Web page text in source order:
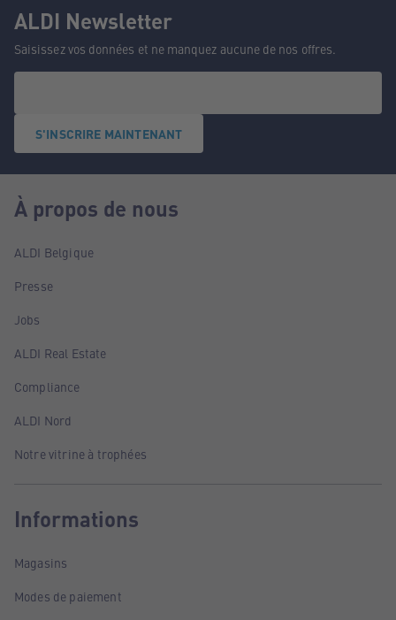
ALDI Newsletter
Saisissez vos données et ne manquez aucune de nos offres.
S'INSCRIRE MAINTENANT
À propos de nous
ALDI Belgique
Presse
Jobs
ALDI Real Estate
Compliance
ALDI Nord
Notre vitrine à trophées
Informations
Magasins
Modes de paiement